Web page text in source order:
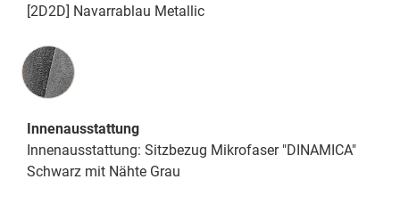
[2D2D] Navarrablau Metallic
Innenausstattung
Innenausstattung
Innenausstattung: Sitzbezug Mikrofaser "DINAMICA"
Schwarz mit Nähte Grau